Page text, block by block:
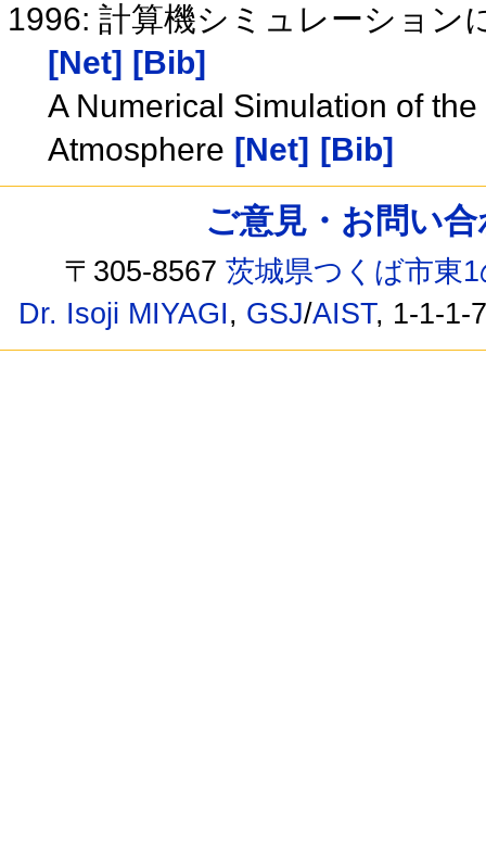
1996: 計算機シミュレーション
[Net] [Bib]
A Numerical Simulation of
Atmosphere [Net] [Bib]
ご意見・お問い
〒305-8567茨城県つくば市東
Dr. Isoji MIYAGI, GSJ/AIST, 1-1-1-